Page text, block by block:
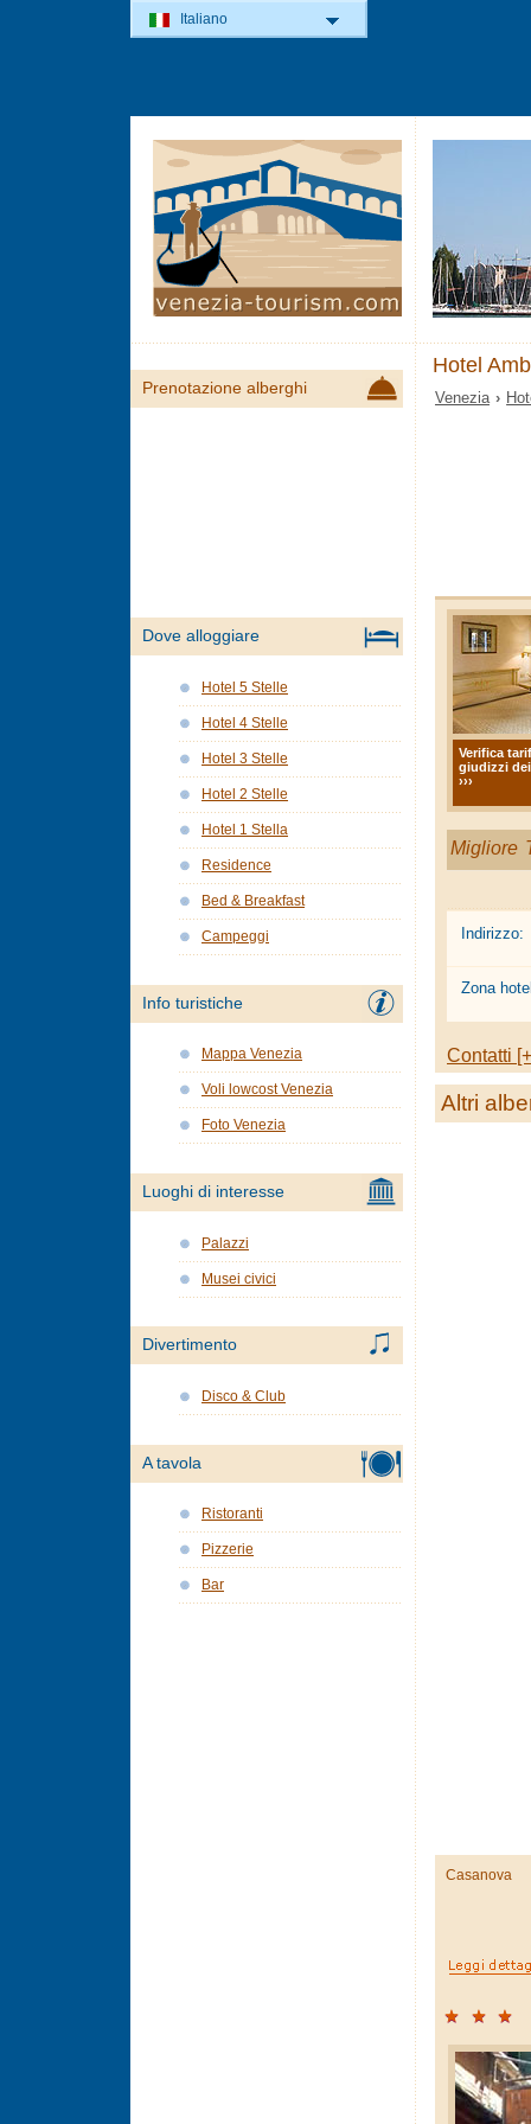
Hotel
Venezia ›
Verifica
giudizzi
›››
Migliore
Indirizzo:
Zona
Contatti
Altri
Casanova
Prenotazione alberghi
Dove alloggiare
Hotel 5 Stelle
Hotel 4 Stelle
Hotel 3 Stelle
Hotel 2 Stelle
Hotel 1 Stella
Residence
Bed & Breakfast
Campeggi
Info turistiche
Mappa Venezia
Voli lowcost Venezia
Foto Venezia
Luoghi di interesse
Palazzi
Musei civici
Divertimento
Disco & Club
A tavola
Ristoranti
Pizzerie
Bar
Italiano